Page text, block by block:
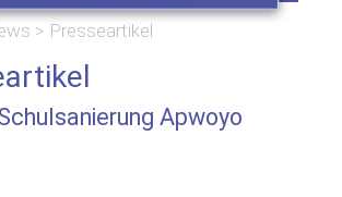
> Presseartikel
Apwoyo